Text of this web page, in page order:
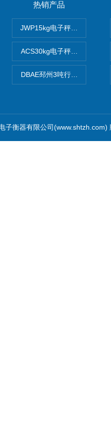
热销产品
JWP15kg电子秤价格,15公
ACS30kg电子秤价格,30公
DBAE邳州3吨行车电子吊秤
子衡器有限公司(www.shtzh.com)